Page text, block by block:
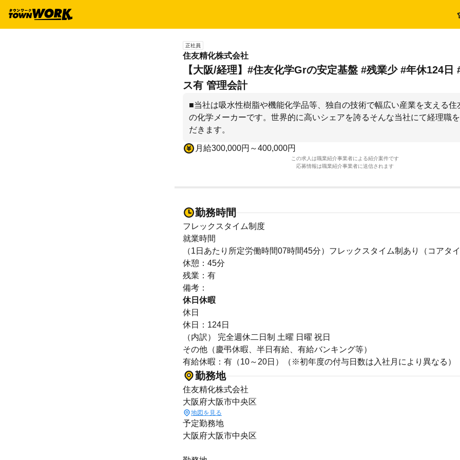
正社員
住友精化株式会社
【大阪/経理】#住友化学Grの安定基盤 #残業少 #年休124日
ス有 管理会計
■当社は吸水性樹脂や機能化学品等、独自の技術で幅広い産業を支える住
の化学メーカーです。世界的に高いシェアを誇るそんな当社にて経理職
だきます。
月給300,000円～400,000円
この求人は職業紹介事業者による紹介案件です
応募情報は職業紹介事業者に送信されます
勤務時間
フレックスタイム制度
就業時間
（1日あたり所定労働時間07時間45分）フレックスタイム制あり（コアタ
休憩：45分
残業：有
備考：
休日休暇
休日
休日：124日
（内訳） 完全週休二日制 土曜 日曜 祝日
その他（慶弔休暇、半日有給、有給バンキング等）
有給休暇：有（10～20日）（※初年度の付与日数は入社月により異なる）
勤務地
住友精化株式会社
大阪府大阪市中央区
地図を見る
予定勤務地
大阪府大阪市中央区